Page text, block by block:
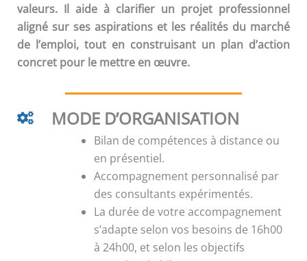
valeurs. Il aide à clarifier un projet professionnel
aligné sur ses aspirations et les réalités du marché
de l’emploi, tout en construisant un plan d’action
concret pour le mettre en œuvre.
MODE D’ORGANISATION
Bilan de compétences à distance ou
en présentiel.
Accompagnement personnalisé par
des consultants expérimentés.
La durée de votre accompagnement
s’adapte selon vos besoins de 16h00
à 24h00, et selon les objectifs